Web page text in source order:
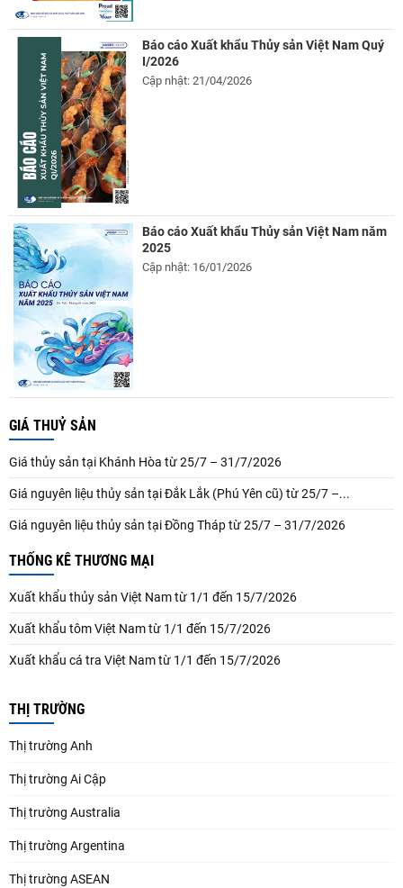
Báo cáo Xuất khẩu Thủy sản Việt Nam Quý
I/2026
Cập nhật: 21/04/2026
Báo cáo Xuất khẩu Thủy sản Việt Nam năm
2025
Cập nhật: 16/01/2026
GIÁ THUỶ SẢN
Giá thủy sản tại Khánh Hòa từ 25/7 – 31/7/2026
Giá nguyên liệu thủy sản tại Đắk Lắk (Phú Yên cũ) từ 25/7 –...
Giá nguyên liệu thủy sản tại Đồng Tháp từ 25/7 – 31/7/2026
THỐNG KÊ THƯƠNG MẠI
Xuất khẩu thủy sản Việt Nam từ 1/1 đến 15/7/2026
Xuất khẩu tôm Việt Nam từ 1/1 đến 15/7/2026
Xuất khẩu cá tra Việt Nam từ 1/1 đến 15/7/2026
THỊ TRƯỜNG
Thị trường Anh
Thị trường Ai Cập
Thị trường Australia
Thị trường Argentina
Thị trường ASEAN